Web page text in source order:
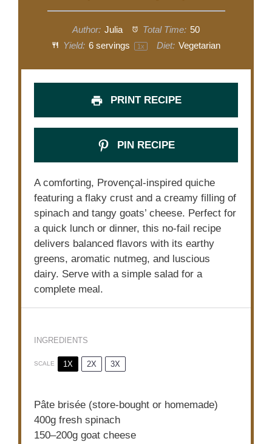
Author: Julia Total Time: 50
Yield: 6servings 1x Diet: Vegetarian
PRINT RECIPE
PIN RECIPE
A comforting, Provençal-inspired quiche
featuring a flaky crust and a creamy filling of
spinach and tangy goats’ cheese. Perfect for
a quick lunch or dinner, this no-fail recipe
delivers balanced flavors with its earthy
greens, aromatic nutmeg, and luscious
dairy. Serve with a simple salad for a
complete meal.
INGREDIENTS
SCALE 1X 2X 3X
Pâte brisée (store-bought or homemade)
400g fresh spinach
150–200g goat cheese